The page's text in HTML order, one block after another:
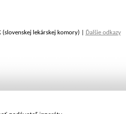
(slovenskej lekárskej komory) | Ďalšie odkazy